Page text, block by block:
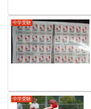
中学受験
中学受験